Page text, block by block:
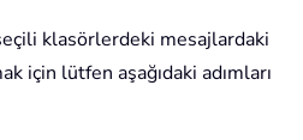
klasörlerdeki mesajlardaki
için lütfen aşağıdaki adımları